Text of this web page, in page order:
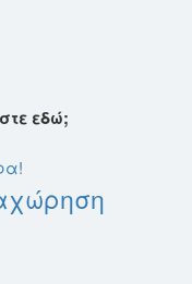
εδώ;